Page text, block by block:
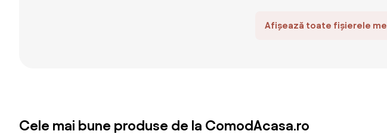
Afișează toate fișierele
Cele mai bune produse de la ComodAcasa.ro